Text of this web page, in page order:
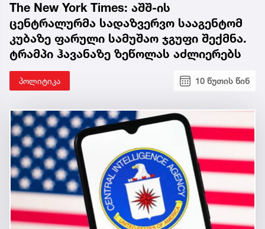
The New York Times: აშშ-ის
ცენტრალურმა სადაზვერვო სააგენტომ
კუბაზე ფარული სამუშაო ჯგუფი შექმნა.
ტრამპი ჰავანაზე ზეწოლას აძლიერებს
პოლიტიკა 10 წუთის წინ